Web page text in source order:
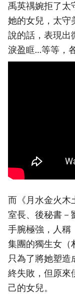
禹英禑婉拒了太
她的女兒，太守
說的話，表現
淚盈眶…等等，
而《月水金火木
室長、後秘書－
手腕極強，人稱
集團的獨生女
只為了將她塑
終失敗，但原來
己的女兒。